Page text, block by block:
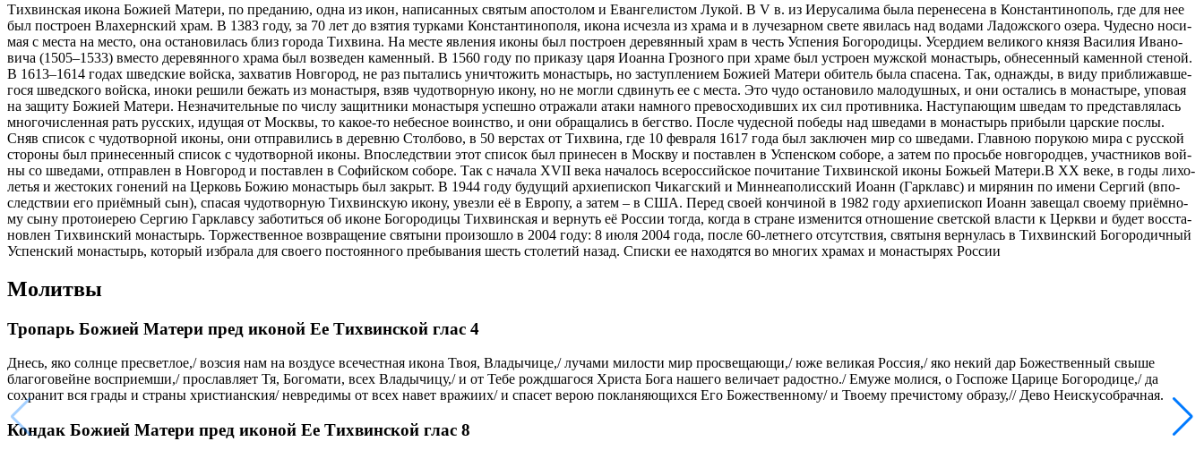
Тих­вин­ская ико­на Бо­жи­ей Ма­те­ри, по пре­да­нию, од­на из икон, на­пи­сан­ных свя­тым апо­сто­лом и Еван­ге­ли­стом Лу­кой. В V в. из Иеру­са­ли­ма бы­ла пе­ре­не­се­на в Кон­стан­ти­но­поль, где для нее
был по­стро­ен Влахерн­ский храм. В 1383 го­ду, за 70 лет до взя­тия тур­ка­ми Кон­стан­ти­но­по­ля, ико­на ис­чез­ла из хра­ма и в лу­че­зар­ном све­те яви­лась над во­да­ми Ла­дож­ско­го озе­ра. Чу­дес­но но­си­
мая с ме­ста на ме­сто, она оста­но­ви­лась близ го­ро­да Тих­ви­на. На ме­сте яв­ле­ния ико­ны был по­стро­ен де­ре­вян­ный храм в честь Успе­ния Бо­го­ро­ди­цы. Усер­ди­ем ве­ли­ко­го кня­зя Ва­си­лия Ива­но­
ви­ча (1505–1533) вме­сто де­ре­вян­но­го хра­ма был воз­ве­ден ка­мен­ный. В 1560 го­ду по при­ка­зу ца­ря Иоан­на Гроз­но­го при хра­ме был устро­ен муж­ской мо­на­стырь, об­не­сен­ный ка­мен­ной сте­ной.
В 1613–1614 го­дах швед­ские вой­ска, за­хва­тив Нов­го­род, не раз пы­та­лись уни­что­жить мо­на­стырь, но за­ступ­ле­ни­ем Бо­жи­ей Ма­те­ри оби­тель бы­ла спа­се­на. Так, од­на­жды, в ви­ду при­бли­жав­ше­
го­ся швед­ско­го вой­ска, ино­ки ре­ши­ли бе­жать из мо­на­сты­ря, взяв чу­до­твор­ную ико­ну, но не мог­ли сдви­нуть ее с ме­ста. Это чу­до оста­но­ви­ло ма­ло­душ­ных, и они оста­лись в мо­на­сты­ре, упо­вая
на за­щи­ту Бо­жи­ей Ма­те­ри. Незна­чи­тель­ные по чис­лу за­щит­ни­ки мо­на­сты­ря успеш­но от­ра­жа­ли ата­ки на­мно­го пре­вос­хо­див­ших их сил про­тив­ни­ка. На­сту­па­ю­щим шве­дам то пред­став­ля­лась
мно­го­чис­лен­ная рать рус­ских, иду­щая от Моск­вы, то ка­кое-то небес­ное во­ин­ство, и они об­ра­ща­лись в бег­ство. По­сле чу­дес­ной по­бе­ды над шве­да­ми в мо­на­стырь при­бы­ли цар­ские по­слы.
Сняв спи­сок с чу­до­твор­ной ико­ны, они от­пра­ви­лись в де­рев­ню Стол­бо­во, в 50 вер­стах от Тих­ви­на, где 10 фев­ра­ля 1617 го­да был за­клю­чен мир со шве­да­ми. Глав­ною по­ру­кою ми­ра с рус­ской
сто­ро­ны был при­не­сен­ный спи­сок с чу­до­твор­ной ико­ны. Впо­след­ствии этот спи­сок был при­не­сен в Моск­ву и по­став­лен в Успен­ском со­бо­ре, а за­тем по прось­бе нов­го­род­цев, участ­ни­ков вой­
ны со шве­да­ми, от­прав­лен в Нов­го­род и по­став­лен в Со­фий­ском со­бо­ре. Так с на­ча­ла XVII ве­ка на­ча­лось все­рос­сий­ское по­чи­та­ние Тих­вин­ской ико­ны Бо­жьей Ма­те­ри.В ХХ ве­ке, в го­ды ли­хо­
ле­тья и же­сто­ких го­не­ний на Цер­ковь Бо­жию мо­на­стырь был за­крыт. В 1944 го­ду бу­ду­щий ар­хи­епи­скоп Чи­каг­ский и Мин­неа­по­лис­ский Иоанн (Гарк­лавс) и ми­ря­нин по име­ни Сер­гий (впо­
след­ствии его при­ём­ный сын), спа­сая чу­до­твор­ную Тих­вин­скую ико­ну, увез­ли её в Ев­ро­пу, а за­тем – в США. Пе­ред сво­ей кон­чи­ной в 1982 го­ду ар­хи­епи­скоп Иоанн за­ве­щал сво­е­му при­ём­но­
му сы­ну про­то­и­е­рею Сер­гию Гарк­лав­су за­бо­тить­ся об иконе Бо­го­ро­ди­цы Тих­вин­ская и вер­нуть её Рос­сии то­гда, ко­гда в стране из­ме­нит­ся от­но­ше­ние свет­ской вла­сти к Церк­ви и бу­дет вос­ста­
нов­лен Тих­вин­ский мо­на­стырь. Тор­же­ствен­ное воз­вра­ще­ние свя­ты­ни про­изо­шло в 2004 го­ду: 8 июля 2004 го­да, по­сле 60-лет­не­го от­сут­ствия, свя­ты­ня вер­ну­лась в Тихвинский Богородичный
Успенский монастырь, ко­то­рый из­бра­ла для сво­е­го по­сто­ян­но­го пре­бы­ва­ния шесть сто­ле­тий на­зад. Списки ее находятся во многих храмах и монастырях России
Молитвы
Тропарь Божией Матери пред иконой Ее Тихвинской глас 4
Днесь, яко солнце пресветлое,/ возсия нам на воздусе всечестная икона Твоя, Владычице,/ лучами милости мир просвещающи,/ юже великая Россия,/ яко некий дар Божественный свыше
благоговейне восприемши,/ прославляет Тя, Богомати, всех Владычицу,/ и от Тебе рождшагося Христа Бога нашего величает радостно./ Емуже молися, о Госпоже Царице Богородице,/ да
сохранит вся грады и страны христианския/ невредимы от всех навет вражиих/ и спасет верою покланяющихся Его Божественному/ и Твоему пречистому образу,// Дево Неискусобрачная.
Кондак Божией Матери пред иконой Ее Тихвинской глас 8